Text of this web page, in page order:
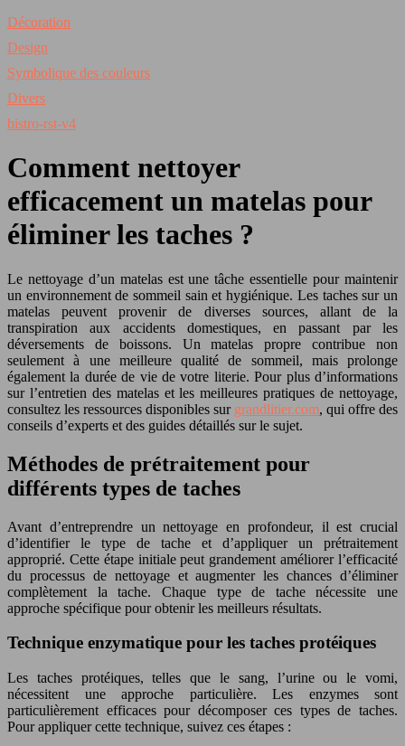
Décoration
Design
Symbolique des couleurs
Divers
bistro-rst-v4
Comment nettoyer
efficacement un matelas pour
éliminer les taches ?
Le nettoyage d’un matelas est une tâche essentielle pour maintenir
un environnement de sommeil sain et hygiénique. Les taches sur un
matelas peuvent provenir de diverses sources, allant de la
transpiration aux accidents domestiques, en passant par les
déversements de boissons. Un matelas propre contribue non
seulement à une meilleure qualité de sommeil, mais prolonge
également la durée de vie de votre literie. Pour plus d’informations
sur l’entretien des matelas et les meilleures pratiques de nettoyage,
consultez les ressources disponibles sur grandlitier.com, qui offre des
conseils d’experts et des guides détaillés sur le sujet.
Méthodes de prétraitement pour
différents types de taches
Avant d’entreprendre un nettoyage en profondeur, il est crucial
d’identifier le type de tache et d’appliquer un prétraitement
approprié. Cette étape initiale peut grandement améliorer l’efficacité
du processus de nettoyage et augmenter les chances d’éliminer
complètement la tache. Chaque type de tache nécessite une
approche spécifique pour obtenir les meilleurs résultats.
Technique enzymatique pour les taches protéiques
Les taches protéiques, telles que le sang, l’urine ou le vomi,
nécessitent une approche particulière. Les enzymes sont
particulièrement efficaces pour décomposer ces types de taches.
Pour appliquer cette technique, suivez ces étapes :